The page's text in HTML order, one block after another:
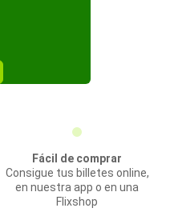
Fácil de comprar
Consigue tus billetes online,
en nuestra app o en una
Flixshop